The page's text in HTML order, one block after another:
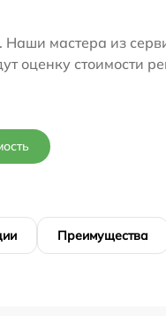
Наши мастера из
оценку стоимости
Преимущества